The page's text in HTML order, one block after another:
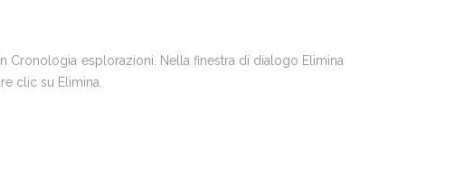
Cronologia esplorazioni. Nella finestra di dialogo Elimina
clic su Elimina.